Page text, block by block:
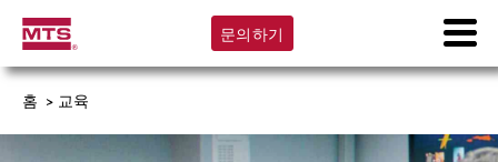
문의하기
홈 > 교육